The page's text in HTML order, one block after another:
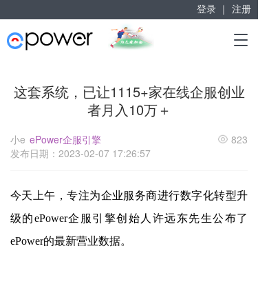
T
l
a
a
i
赋能“大众创业”
掘金万亿企业服务市场！
登录 ｜ 注册
这套系统，已让1115+家在线企服创业
者月入10万＋
小e ePower企服引擎
发布日期：2023-02-07 17:26:57
823
今天上午，专注为企业服务商进行数字化转型升
级的ePower企服引擎创始人许远东先生公布了
ePower的最新营业数据。